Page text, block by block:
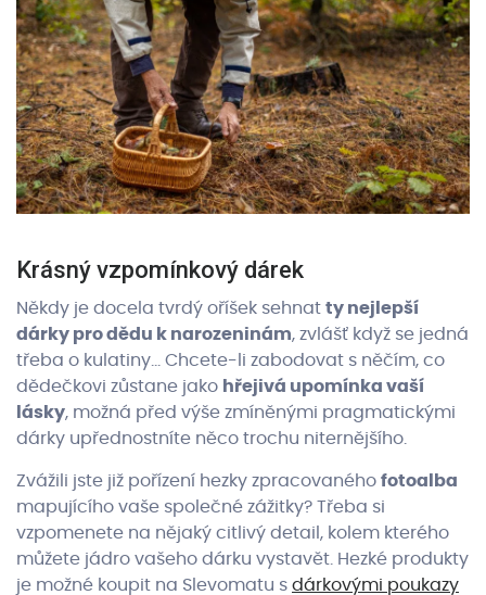
Krásný vzpomínkový dárek
Někdy je docela tvrdý oříšek sehnat ty nejlepší
dárky pro dědu k narozeninám, zvlášť když se jedná
třeba o kulatiny… Chcete-li zabodovat s něčím, co
dědečkovi zůstane jako hřejivá upomínka vaší
lásky, možná před výše zmíněnými pragmatickými
dárky upřednostníte něco trochu niternějšího.
Zvážili jste již pořízení hezky zpracovaného fotoalba
mapujícího vaše společné zážitky? Třeba si
vzpomenete na nějaký citlivý detail, kolem kterého
můžete jádro vašeho dárku vystavět. Hezké produkty
je možné koupit na Slevomatu s dárkovými poukazy